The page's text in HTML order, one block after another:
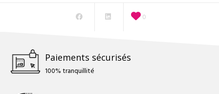
0
Paiements sécurisés
100% tranquillité